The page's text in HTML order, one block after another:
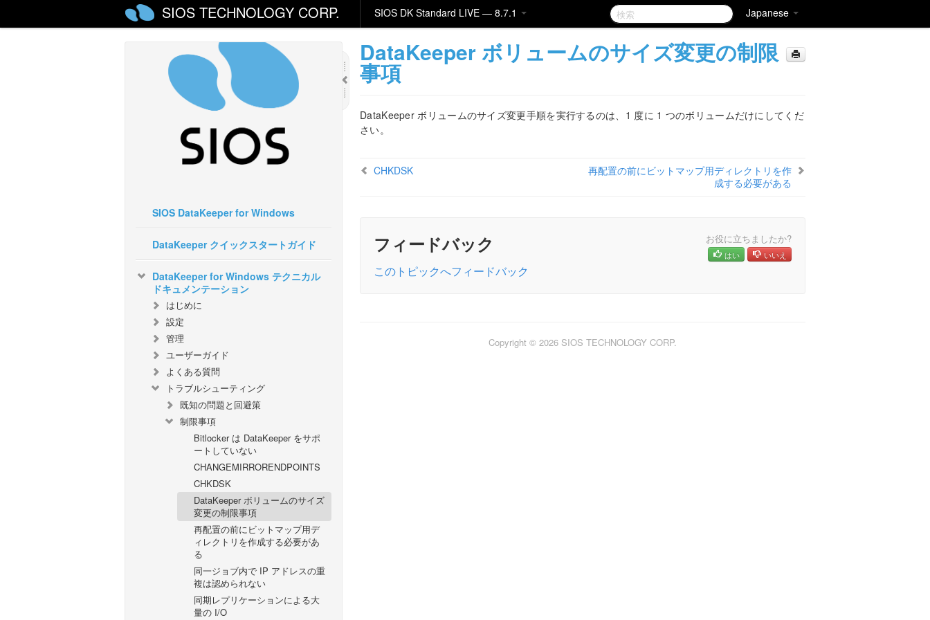
Japanese
SIOS TECHNOLOGY CORP. SIOS DK Standard LIVE — 8.7.1
SIOS DataKeeper for Windows
DataKeeper クイックスタートガイド
DataKeeper for Windows テクニカル
ドキュメンテーション
はじめに
設定
管理
ユーザーガイド
よくある質問
トラブルシューティング
既知の問題と回避策
制限事項
Bitlocker は DataKeeper をサポ
ートしていない
CHANGEMIRRORENDPOINTS
CHKDSK
DataKeeper ボリュームのサイズ
変更の制限事項
再配置の前にビットマップ用デ
ィレクトリを作成する必要があ
る
同一ジョブ内で IP アドレスの重
複は認められない
同期レプリケーションによる大
量の I/O
DataKeeper ボリュームのサイズ変更の制限
事項
DataKeeper ボリュームのサイズ変更手順を実行するのは、1 度に 1 つのボリュームだけにしてくだ
さい。
CHKDSK
再配置の前にビットマップ用ディレクトリを作
成する必要がある
フィードバック お役に立ちましたか?
はい いいえ
このトピックへフィードバック
Copyright © 2026 SIOS TECHNOLOGY CORP.